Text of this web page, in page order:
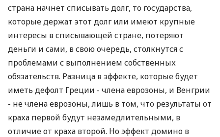
страна начнет списывать долг, то государства,
которые держат этот долг или имеют крупные
интересы в списывающей стране, потеряют
деньги и сами, в свою очередь, столкнутся с
проблемами с выполнением собственных
обязательств. Разница в эффекте, которые будет
иметь дефолт Греции - члена еврозоны, и Венгрии
- не члена еврозоны, лишь в том, что результаты от
краха первой будут незамедлительными, в
отличие от краха второй. Но эффект домино в